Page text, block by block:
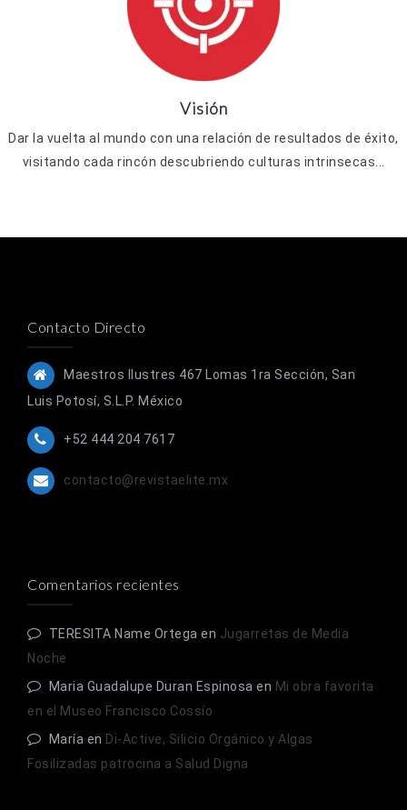
Visión
Dar la vuelta al mundo con una relación de resultados de éxito,
visitando cada rincón descubriendo culturas intrinsecas...
Contacto Directo
Maestros Ilustres 467 Lomas 1ra Sección, San
Luis Potosí, S.L.P. México
+52 444 204 7617
contacto@revistaelite.mx
Comentarios recientes
TERESITA Name Ortega en Jugarretas de Media
Noche
Maria Guadalupe Duran Espinosa en Mi obra favorita
en el Museo Francisco Cossío
María en Di-Active, Silicio Orgánico y Algas
Fosilizadas patrocina a Salud Digna